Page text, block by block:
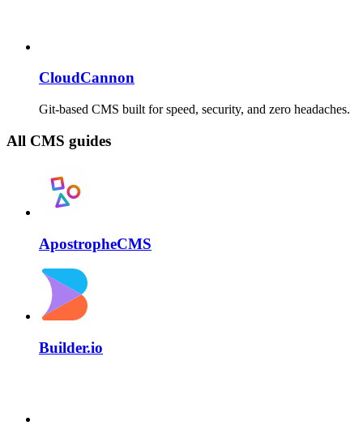
CloudCannon
Git-based CMS built for speed, security, and zero headaches.
All CMS guides
ApostropheCMS
Builder.io